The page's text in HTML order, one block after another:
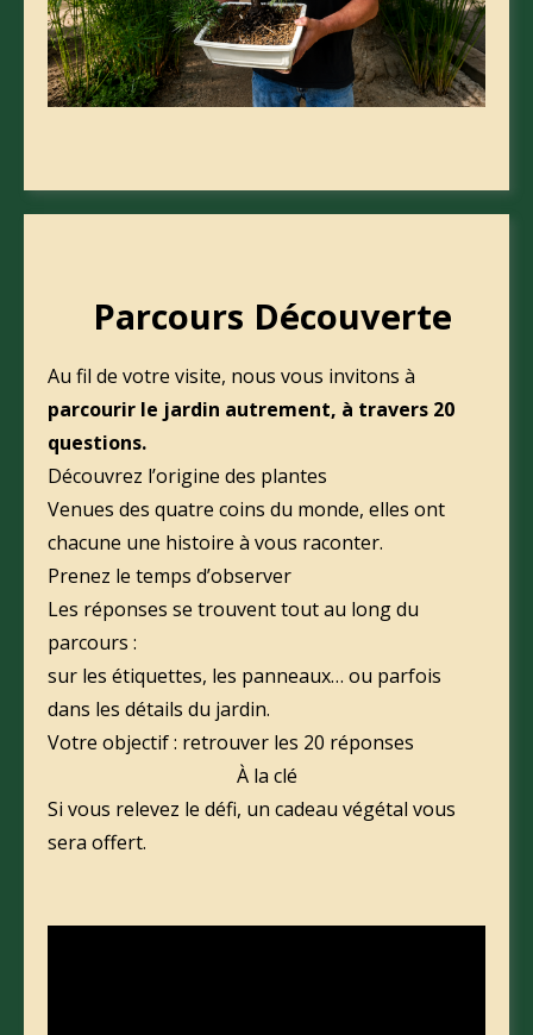
Parcours Découverte
Au fil de votre visite, nous vous invitons à
parcourir le jardin autrement, à travers 20
questions.
Découvrez l’origine des plantes
Venues des quatre coins du monde, elles ont
chacune une histoire à vous raconter.
Prenez le temps d’observer
Les réponses se trouvent tout au long du
parcours :
sur les étiquettes, les panneaux… ou parfois
dans les détails du jardin.
Votre objectif : retrouver les 20 réponses
À la clé
Si vous relevez le défi, un cadeau végétal vous
sera offert.